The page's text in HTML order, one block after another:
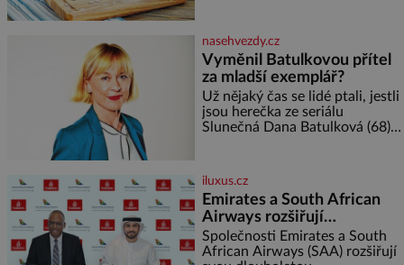
potřebujete: ✿ 1/4 ledového
nebo jiného salátu (římský salát,
polníček…) ✿ 1 malá konzerva
kukuřice ✿ ½ okurky ✿ 2
rajčata Zálivka: ✿ 4 lžíce
olivového oleje ✿ 1 lžíci
citronové šťávy ✿ ½ stroužku
nasehvezdy.cz
Vyměnil Batulkovou přítel
za mladší exemplář?
Už nějaký čas se lidé ptali, jestli
jsou herečka ze seriálu
Slunečná Dana Batulková (68) a
od sebe přítele od samého
začátku odhán
iluxus.cz
Emirates a South African
Airways rozšiřují
partnerství. Cestujícím
nově zpřístupní dalších
Společnosti Emirates a South
African Airways (SAA) rozšiřují